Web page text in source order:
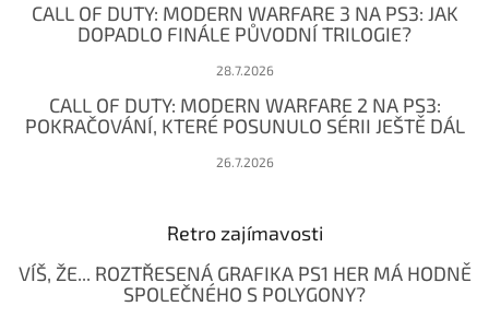
CALL OF DUTY: MODERN WARFARE 3 NA PS3: JAK
DOPADLO FINÁLE PŮVODNÍ TRILOGIE?
28.7.2026
CALL OF DUTY: MODERN WARFARE 2 NA PS3:
POKRAČOVÁNÍ, KTERÉ POSUNULO SÉRII JEŠTĚ DÁL
26.7.2026
Retro zajímavosti
VÍŠ, ŽE... ROZTŘESENÁ GRAFIKA PS1 HER MÁ HODNĚ
SPOLEČNÉHO S POLYGONY?